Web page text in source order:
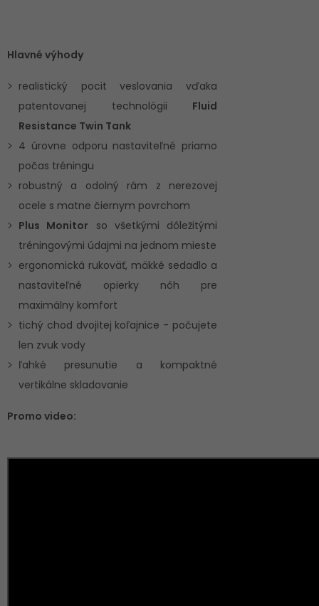
Hlavné výhody
realistický pocit veslovania vďaka
patentovanej technológii Fluid
Resistance Twin Tank
4 úrovne odporu nastaviteľné priamo
počas tréningu
robustný a odolný rám z nerezovej
ocele s matne čiernym povrchom
Plus Monitor so všetkými dôležitými
tréningovými údajmi na jednom mieste
ergonomická rukoväť, mäkké sedadlo a
nastaviteľné opierky nôh pre
maximálny komfort
tichý chod dvojitej koľajnice - počujete
len zvuk vody
ľahké presunutie a kompaktné
vertikálne skladovanie
Promo video: